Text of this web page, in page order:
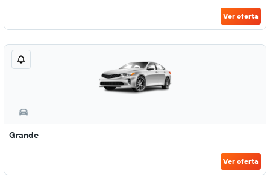
Ver oferta
Grande
Ver oferta